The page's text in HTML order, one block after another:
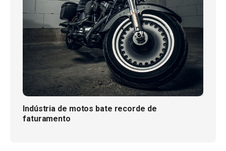
Indústria de motos bate recorde de
faturamento